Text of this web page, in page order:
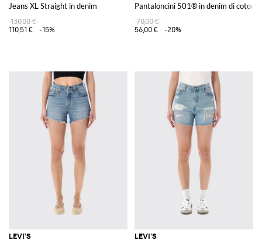
Jeans XL Straight in denim
130,00 €
110,51 €
-15%
Pantaloncini 501® in denim di cotone
70,00 €
56,00 €
-20%
LEVI'S LEVI'S